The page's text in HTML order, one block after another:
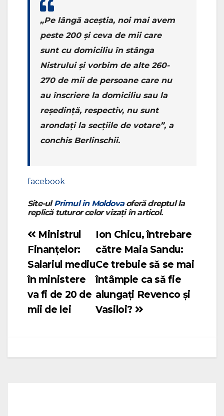
„Pe lângă aceștia, noi mai avem
peste 200 și ceva de mii care
sunt cu domiciliu în stânga
Nistrului și vorbim de alte 260-
270 de mii de persoane care nu
au înscriere la domiciliu sau la
reședință, respectiv, nu sunt
arondați la secțiile de votare”, a
conchis Berlinschii.
facebook
Site-ulPrimul in Moldovaoferă dreptul la
replică tuturor celor vizați în articol.
Navigare
în
articole
Ion Chicu, întrebare
către Maia Sandu:
Ce trebuie să se mai
întâmple ca să fie
alungați Revenco și
Vasiloi?
Ministrul
Finanţelor:
Salariul mediu
în ministere
va fi de 20 de
mii de lei